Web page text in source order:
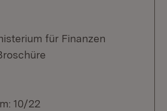
für Finanzen
10/22